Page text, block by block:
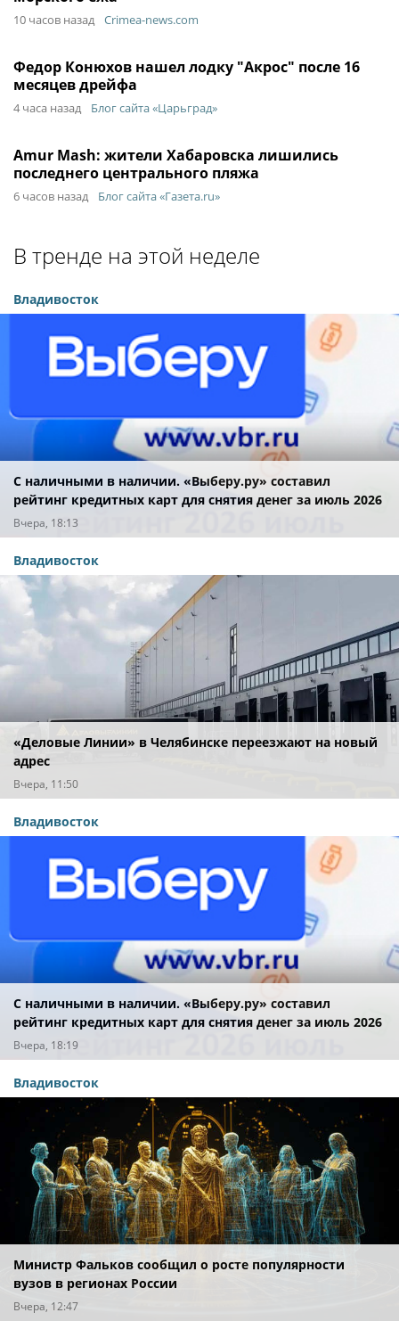
10 часов назад Crimea-news.com
Федор Конюхов нашел лодку "Акрос" после 16
месяцев дрейфа
4 часа назад Блог сайта «Царьград»
Amur Mash: жители Хабаровска лишились
последнего центрального пляжа
6 часов назад Блог сайта «Газета.ru»
В тренде на этой неделе
Владивосток
С наличными в наличии. «Выберу.ру» составил
рейтинг кредитных карт для снятия денег за июль 2026
года
Вчера, 18:13
Владивосток
«Деловые Линии» в Челябинске переезжают на новый
адрес
Вчера, 11:50
Владивосток
С наличными в наличии. «Выберу.ру» составил
рейтинг кредитных карт для снятия денег за июль 2026
года
Вчера, 18:19
Владивосток
Министр Фальков сообщил о росте популярности
вузов в регионах России
Вчера, 12:47